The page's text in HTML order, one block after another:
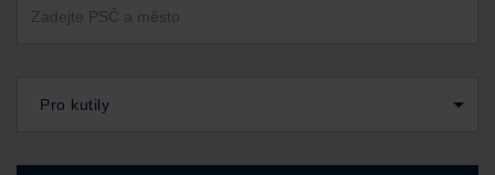
Pro kutily